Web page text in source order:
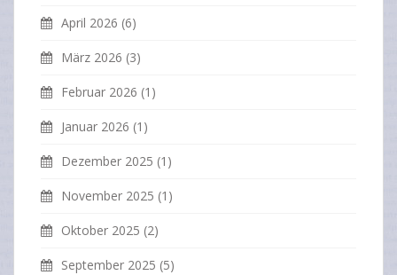
April 2026 (6)
März 2026 (3)
Februar 2026 (1)
Januar 2026 (1)
Dezember 2025 (1)
November 2025 (1)
Oktober 2025 (2)
September 2025 (5)